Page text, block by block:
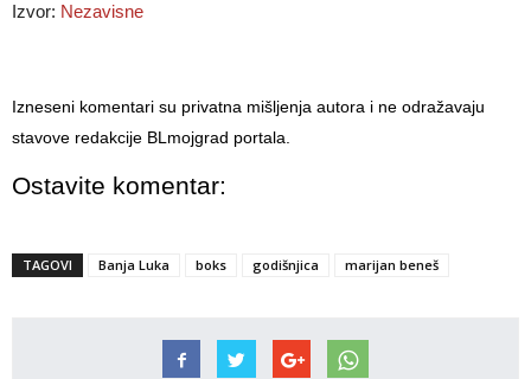
Izvor: Nezavisne
Izneseni komentari su privatna mišljenja autora i ne odražavaju
stavove redakcije BLmojgrad portala.
Ostavite komentar:
TAGOVI Banja Luka boks godišnjica marijan beneš